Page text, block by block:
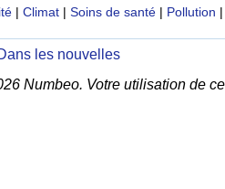
| Climat | Soins de santé | Pollution |
les nouvelles
Numbeo. Votre utilisation de